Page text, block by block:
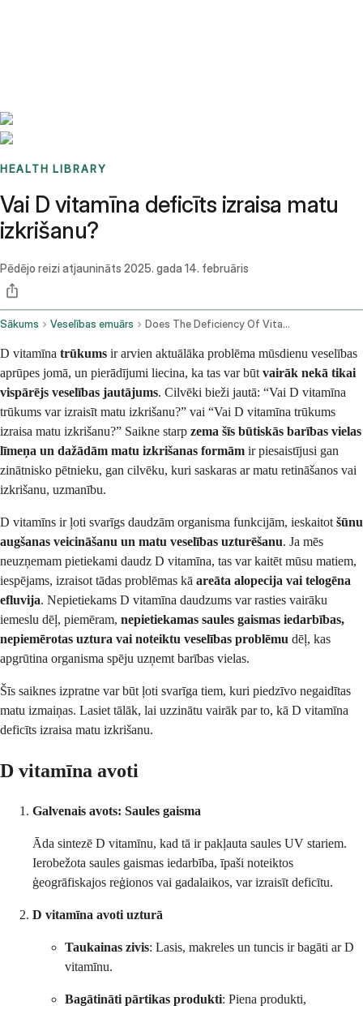
HEALTH LIBRARY
Vai D vitamīna deficīts izraisa matu
izkrišanu?
Pēdējo reizi atjaunināts 2025. gada 14. februāris
Sākums Veselības emuārs Does The Deficiency Of Vitamin D Cause Hair Loss
D vitamīna trūkums ir arvien aktuālāka problēma mūsdienu veselības
aprūpes jomā, un pierādījumi liecina, ka tas var būt vairāk nekā tikai
vispārējs veselības jautājums. Cilvēki bieži jautā: “Vai D vitamīna
trūkums var izraisīt matu izkrišanu?” vai “Vai D vitamīna trūkums
izraisa matu izkrišanu?” Saikne starp zema šīs būtiskās barības vielas
līmeņa un dažādām matu izkrišanas formām ir piesaistījusi gan
zinātnisko pētnieku, gan cilvēku, kuri saskaras ar matu retināšanos vai
izkrišanu, uzmanību.
D vitamīns ir ļoti svarīgs daudzām organisma funkcijām, ieskaitot šūnu
augšanas veicināšanu un matu veselības uzturēšanu. Ja mēs
neuzņemam pietiekami daudz D vitamīna, tas var kaitēt mūsu matiem,
iespējams, izraisot tādas problēmas kā areāta alopecija vai telogēna
efluvija. Nepietiekams D vitamīna daudzums var rasties vairāku
iemeslu dēļ, piemēram, nepietiekamas saules gaismas iedarbības,
nepiemērotas uztura vai noteiktu veselības problēmu dēļ, kas
apgrūtina organisma spēju uzņemt barības vielas.
Šīs saiknes izpratne var būt ļoti svarīga tiem, kuri piedzīvo negaidītas
matu izmaiņas. Lasiet tālāk, lai uzzinātu vairāk par to, kā D vitamīna
deficīts izraisa matu izkrišanu.
D vitamīna avoti
Galvenais avots: Saules gaisma
Āda sintezē D vitamīnu, kad tā ir pakļauta saules UV stariem.
Ierobežota saules gaismas iedarbība, īpaši noteiktos
ģeogrāfiskajos reģionos vai gadalaikos, var izraisīt deficītu.
D vitamīna avoti uzturā
Taukainas zivis: Lasis, makreles un tuncis ir bagāti ar D
vitamīnu.
Bagātināti pārtikas produkti: Piena produkti,